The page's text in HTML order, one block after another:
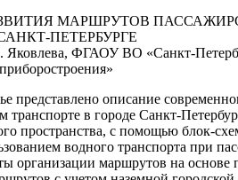
МАРШРУТОВ
ПЕТЕРБУРГЕ
ФГАОУ ВО «Санкт-
представлено описание
транспорте в городе Санкт-
пространства, с помощью блок-
водного транспорта при
организации маршрутов на